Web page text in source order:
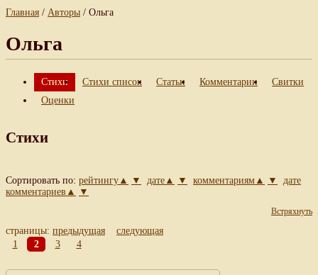
Главная / Авторы / Ольга
Ольга
Стихи Стихи список Статьи Комментарии
Свитки
Оценки
Стихи
Сортировать по: рейтингу▲ ▼ дате▲ ▼ комментариям▲ ▼
дате
комментариев▲
▼
Встряхнуть
страницы: предыдущая
следующая
1
2 3 4